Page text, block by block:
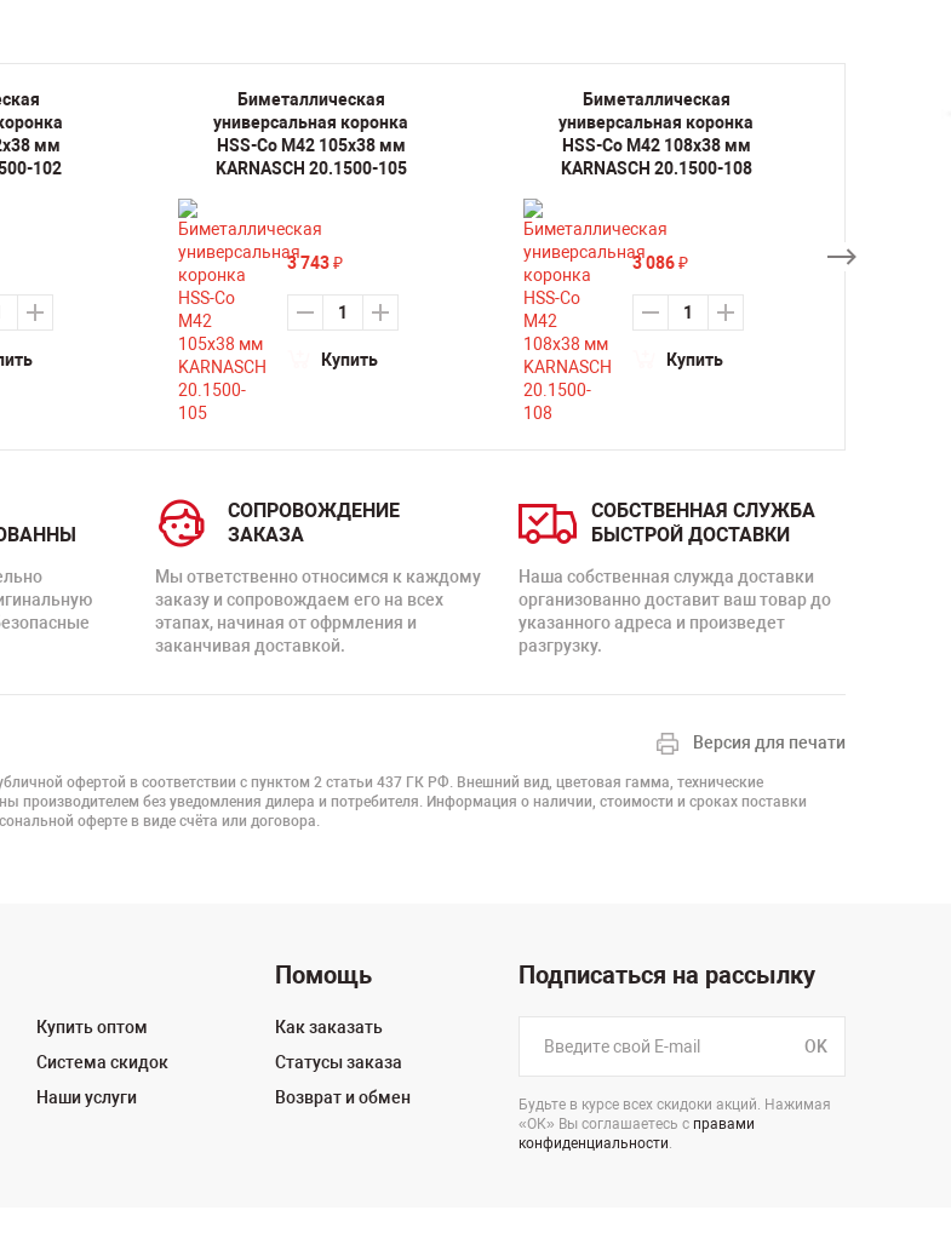
мм
102
Биметаллическая
универсальная коронка
HSS-Co M42 105х38 мм
KARNASCH 20.1500-105
3 743 ₽
Купить
Биметаллическая
универсальная коронка
HSS-Co M42 108х38 мм
KARNASCH 20.1500-108
3 086 ₽
Купить
СОПРОВОЖДЕНИЕ
ЗАКАЗА
Мы ответственно относимся к каждому
заказу и сопровождаем его на всех
этапах, начиная от офрмления и
заканчивая доставкой.
СОБСТВЕННАЯ СЛУЖБА
БЫСТРОЙ ДОСТАВКИ
Наша собственная служда доставки
организованно доставит ваш товар до
указанного адреса и произведет
разгрузку.
Версия для печати
офертой в соответствии с пунктом 2 статьи 437 ГК РФ. Внешний вид, цветовая гамма, технические
производителем без уведомления дилера и потребителя. Информация о наличии, стоимости и сроках поставки
оферте в виде счёта или договора.
Купить оптом
Система скидок
Наши услуги
Помощь
Как заказать
Статусы заказа
Возврат и обмен
Подписаться на рассылку
OK
Будьте в курсе всех скидоки акций. Нажимая
«ОК» Вы соглашаетесь с правами
конфиденциальности.